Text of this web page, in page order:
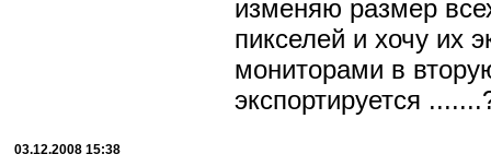
изменяю размер
пикселей и хочу их
мониторами в
экспортируется
03.12.2008 15:38